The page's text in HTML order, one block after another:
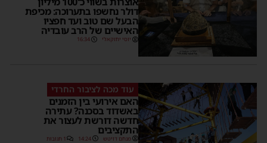
דולר נחשפו בתערוכה: מכיפת
הבעל שם טוב ועד חפציו
האישיים של הרב עובדיה
יוסי יחזקאלי 16:34
עוד מכה לציבור החרדי
האם אירועי בין הזמנים
באשדוד בסכנה? עתירה
חדשה דורשת לעצור את
התקציבים
מנחם דויטש 14:24 1 תגובות